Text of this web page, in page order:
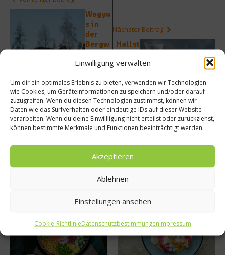
Einwilligung verwalten
Um dir ein optimales Erlebnis zu bieten, verwenden wir Technologien
wie Cookies, um Geräteinformationen zu speichern und/oder darauf
zuzugreifen. Wenn du diesen Technologien zustimmst, können wir
Daten wie das Surfverhalten oder eindeutige IDs auf dieser Website
verarbeiten. Wenn du deine Einwillligung nicht erteilst oder zurückziehst,
können bestimmte Merkmale und Funktionen beeinträchtigt werden.
Akzeptieren
Ablehnen
Einstellungen ansehen
Cookie-RichtlinieDatenschutzbestimmungenImpressum
Wagyu
s in
der
Bergw
„Die
spielt
die
größte
Rolle“
Nächster Beitrag
Hallst
Wasse
Wasse
r ohne
Kompr
omisse